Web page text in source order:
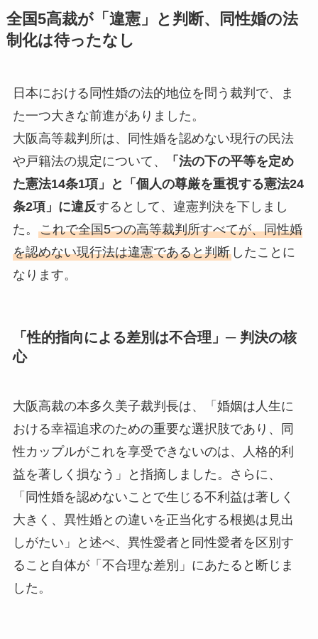
全国5高裁が「違憲」と判断、同性婚の法
制化は待ったなし
日本における同性婚の法的地位を問う裁判で、ま
た一つ大きな前進がありました。
大阪高等裁判所は、同性婚を認めない現行の民法
や戸籍法の規定について、
「法の下の平等を定め
た憲法14条1項」と「個人の尊厳を重視する憲法24
条2項」に違反するとして、違憲判決を下しまし
た。 これで全国5つの高等裁判所すべてが、同性婚
を認めない現行法は違憲であると判断したことに
なります。
「性的指向による差別は不合理」─ 判決の核
心
大阪高裁の本多久美子裁判長は、「婚姻は人生に
おける幸福追求のための重要な選択肢であり、同
性カップルがこれを享受できないのは、人格的利
益を著しく損なう」と指摘しました。さらに、
「同性婚を認めないことで生じる不利益は著しく
大きく、異性婚との違いを正当化する根拠は見出
しがたい」と述べ、異性愛者と同性愛者を区別す
ること自体が「不合理な差別」にあたると断じま
した。